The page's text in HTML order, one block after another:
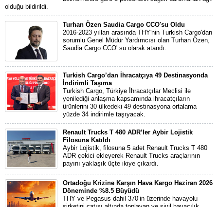
olduğu bildirildi.
Turhan Özen Saudia Cargo CCO'su Oldu
2016-2023 yılları arasında THY'nin Turkish Cargo'dan
sorumlu Genel Müdür Yardımcısı olan Turhan Özen,
Saudia Cargo CCO' su olarak atandı.
Turkish Cargo’dan İhracatçıya 49 Destinasyonda
İndirimli Taşıma
Turkish Cargo, Türkiye İhracatçılar Meclisi ile
yenilediği anlaşma kapsamında ihracatçıların
ürünlerini 30 ülkedeki 49 destinasyona ortalama
yüzde 34 indirimle taşıyacak.
Renault Trucks T 480 ADR’ler Aybir Lojistik
Filosuna Katıldı
Aybir Lojistik, filosuna 5 adet Renault Trucks T 480
ADR çekici ekleyerek Renault Trucks araçlarının
payını yaklaşık üçte ikiye çıkardı.
Ortadoğu Krizine Karşın Hava Kargo Haziran 2026
Döneminde %8.5 Büyüdü
THY ve Pegasus dahil 370’in üzerinde havayolu